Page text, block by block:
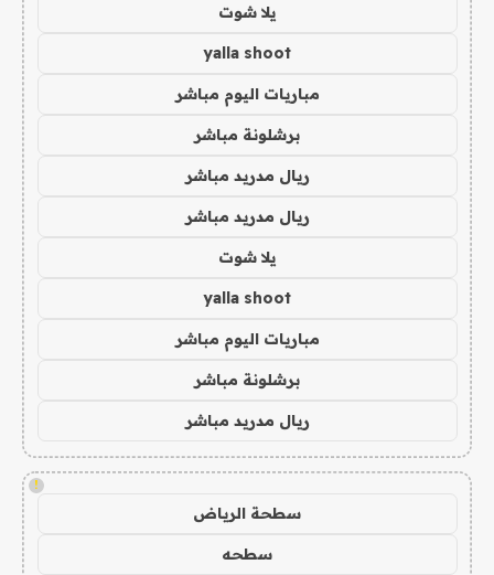
يلا شوت
yalla shoot
مباريات اليوم مباشر
برشلونة مباشر
ريال مدريد مباشر
ريال مدريد مباشر
يلا شوت
yalla shoot
مباريات اليوم مباشر
برشلونة مباشر
ريال مدريد مباشر
!
سطحة الرياض
سطحه